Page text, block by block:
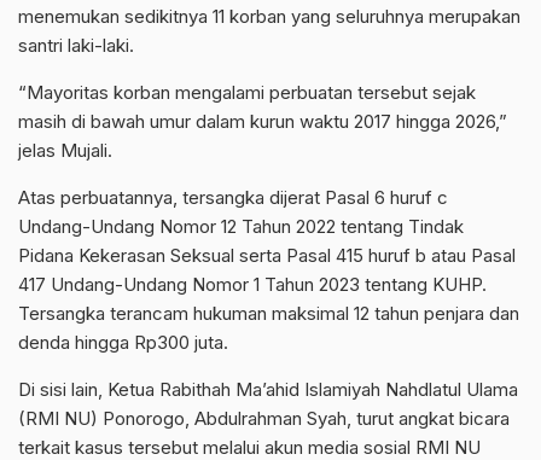
menemukan sedikitnya 11 korban yang seluruhnya merupakan
santri laki-laki.
“Mayoritas korban mengalami perbuatan tersebut sejak
masih di bawah umur dalam kurun waktu 2017 hingga 2026,”
jelas Mujali.
Atas perbuatannya, tersangka dijerat Pasal 6 huruf c
Undang-Undang Nomor 12 Tahun 2022 tentang Tindak
Pidana Kekerasan Seksual serta Pasal 415 huruf b atau Pasal
417 Undang-Undang Nomor 1 Tahun 2023 tentang KUHP.
Tersangka terancam hukuman maksimal 12 tahun penjara dan
denda hingga Rp300 juta.
Di sisi lain, Ketua Rabithah Ma’ahid Islamiyah Nahdlatul Ulama
(RMI NU) Ponorogo, Abdulrahman Syah, turut angkat bicara
terkait kasus tersebut melalui akun media sosial RMI NU